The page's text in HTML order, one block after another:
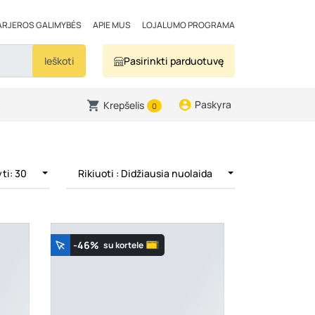
GALIMYBĖS APIE MUS LOJALUMO PROGRAMA
Ieškoti Pasirinkti parduotuvę
Krepšelis 0 Paskyra
30 Rikiuoti : Didžiausia nuolaida
-46% su kortele